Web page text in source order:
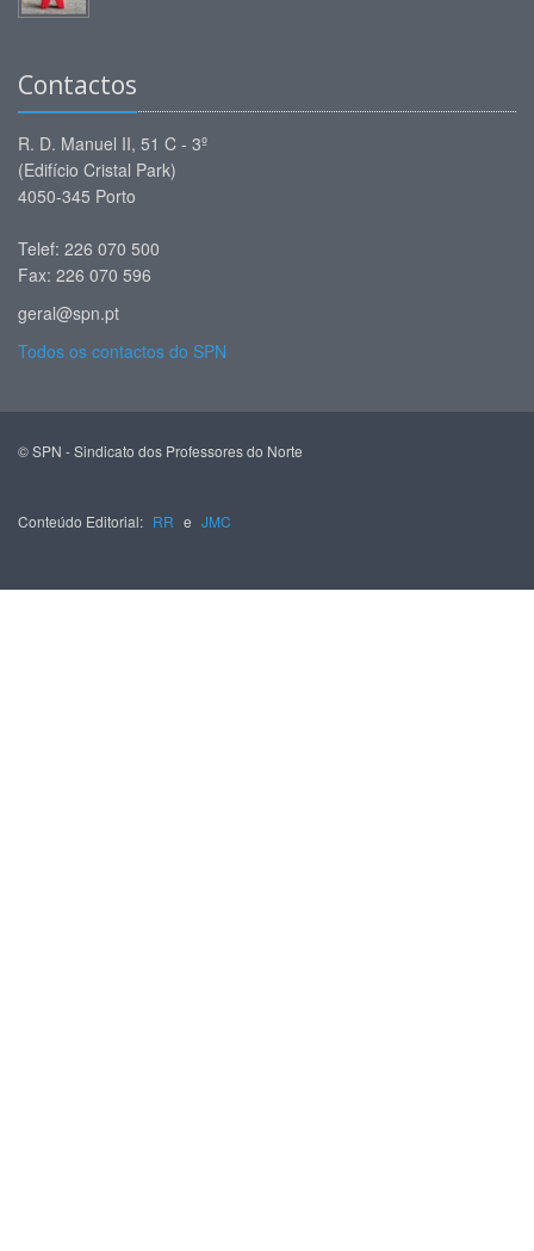
Contactos
R. D. Manuel II, 51 C - 3º
(Edifício Cristal Park)
4050-345 Porto
Telef: 226 070 500
Fax: 226 070 596
geral@spn.pt
Todos os contactos do SPN
© SPN - Sindicato dos Professores do Norte
Conteúdo Editorial: RR e JMC